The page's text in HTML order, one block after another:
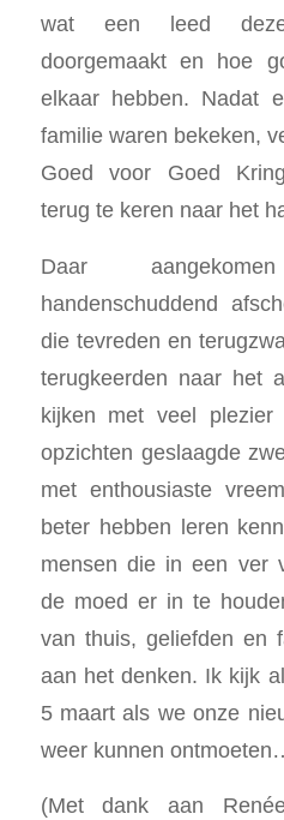
wat een leed
doorgemaakt en hoe
elkaar hebben. Nadat
familie waren bekeken,
Goed voor Goed
terug te keren naar het
Daar
handenschuddend
die tevreden en
terugkeerden naar het
kijken met veel
opzichten geslaagde
met enthousiaste
beter hebben leren
mensen die in een ver
de moed er in te
van thuis, geliefden en
aan het denken. Ik kijk
5 maart als we onze
weer kunnen
(Met dank aan